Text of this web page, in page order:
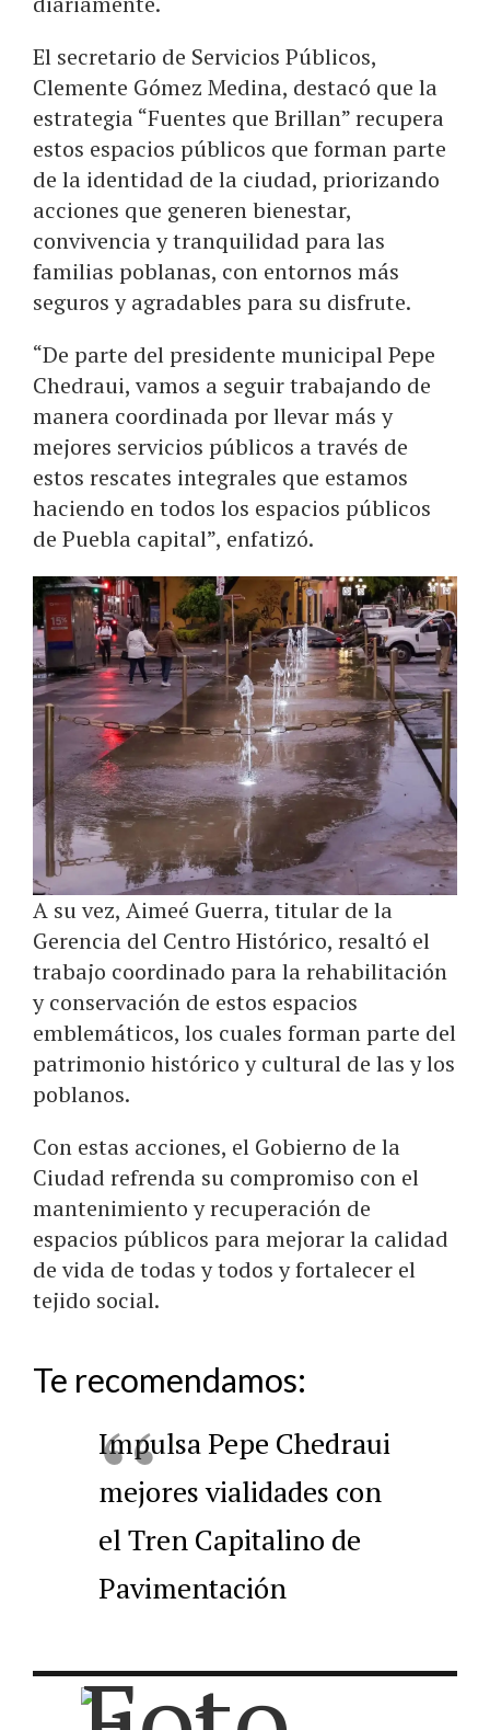
El secretario de Servicios Públicos,
Clemente Gómez Medina, destacó que la
estrategia “Fuentes que Brillan” recupera
estos espacios públicos que forman parte
de la identidad de la ciudad, priorizando
acciones que generen bienestar,
convivencia y tranquilidad para las
familias poblanas, con entornos más
seguros y agradables para su disfrute.
“De parte del presidente municipal Pepe
Chedraui, vamos a seguir trabajando de
manera coordinada por llevar más y
mejores servicios públicos a través de
estos rescates integrales que estamos
haciendo en todos los espacios públicos
de Puebla capital”, enfatizó.
A su vez, Aimeé Guerra, titular de la
Gerencia del Centro Histórico, resaltó el
trabajo coordinado para la rehabilitación
y conservación de estos espacios
emblemáticos, los cuales forman parte del
patrimonio histórico y cultural de las y los
poblanos.
Con estas acciones, el Gobierno de la
Ciudad refrenda su compromiso con el
mantenimiento y recuperación de
espacios públicos para mejorar la calidad
de vida de todas y todos y fortalecer el
tejido social.
Te recomendamos:
Impulsa Pepe Chedraui
mejores vialidades con
el Tren Capitalino de
Pavimentación